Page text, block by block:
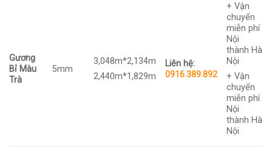
Gương
Bỉ Màu
Trà
5mm
3,048m*2,134m
2,440m*1,829m
Liên hệ:
0916.389.892
+ Vận
chuyển
miễn phí
Nội
thành Hà
Nội
+ Vận
chuyển
miễn phí
Nội
thành Hà
Nội